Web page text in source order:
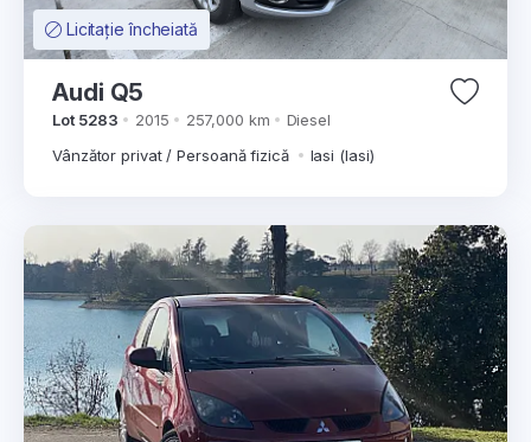
Licitație încheiată
Audi Q5
Lot 5283 2015 257,000 km
Diesel
Vânzător privat / Persoană fizică
Iasi (Iasi)